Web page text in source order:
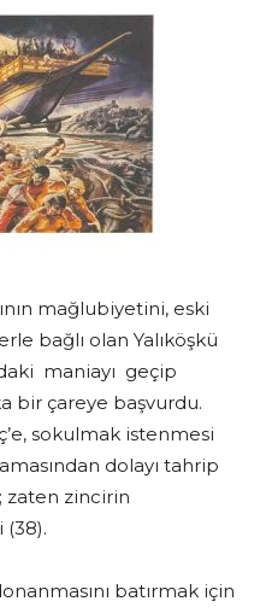
mağlubiyetini, eski
bağlı olan Yalıköşkü
maniayı geçip
bir çareye başvurdu.
sokulmak istenmesi
dolayı tahrip
zaten zincirin
batırmak için